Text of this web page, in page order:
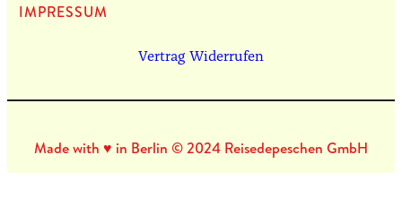
IMPRES­SUM
Vertrag Widerrufen
Made with ♥ in Berlin © 2024 Reisedepeschen GmbH